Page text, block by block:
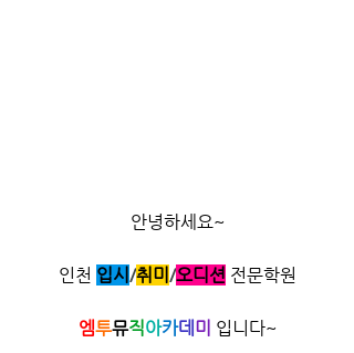
안녕하세요~
인천 입시 /취미 /​오디션 전문학원
엠투뮤직아카데 미 입니다~​